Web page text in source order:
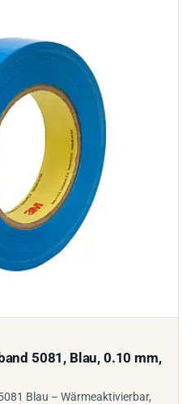
5081, Blau, 0.10 mm,
Blau – Wärmeaktivierbar,